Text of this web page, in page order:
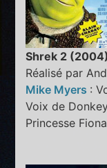
Shrek 2 (2004)
Réalisé par
Mike Myers :
Voix de
Princesse